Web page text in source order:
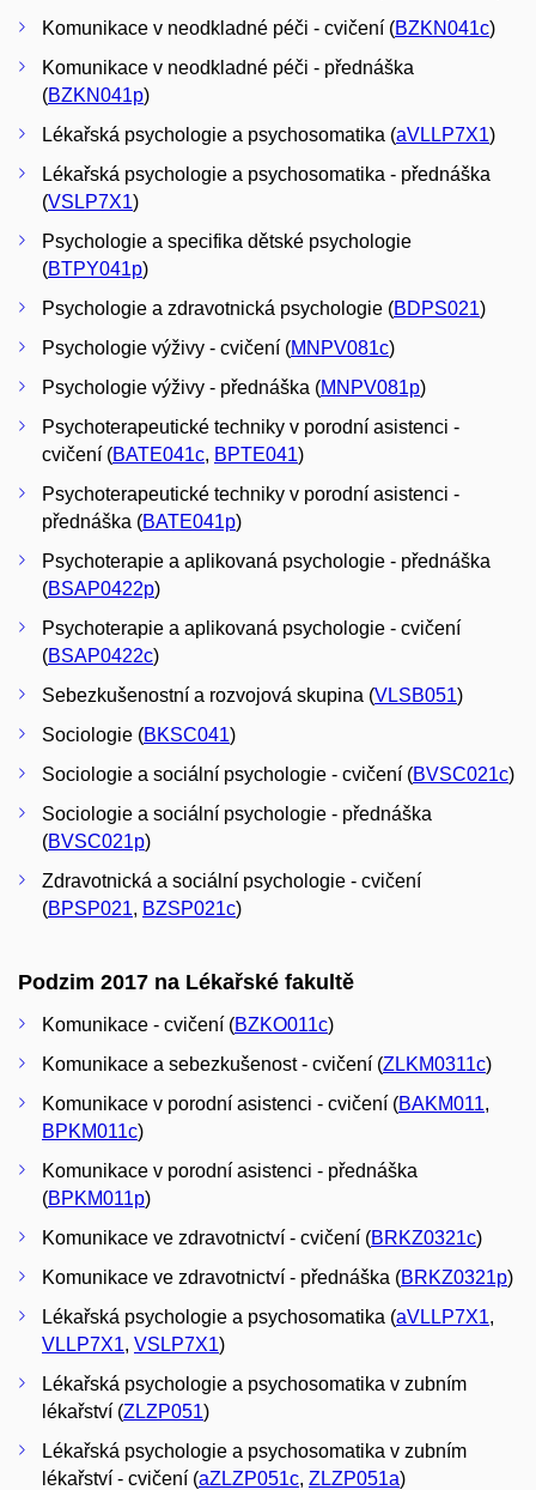
Komunikace v neodkladné péči - cvičení (BZKN041c)
Komunikace v neodkladné péči - přednáška
(BZKN041p)
Lékařská psychologie a psychosomatika (aVLLP7X1)
Lékařská psychologie a psychosomatika - přednáška
(VSLP7X1)
Psychologie a specifika dětské psychologie
(BTPY041p)
Psychologie a zdravotnická psychologie (BDPS021)
Psychologie výživy - cvičení (MNPV081c)
Psychologie výživy - přednáška (MNPV081p)
Psychoterapeutické techniky v porodní asistenci -
cvičení (BATE041c, BPTE041)
Psychoterapeutické techniky v porodní asistenci -
přednáška (BATE041p)
Psychoterapie a aplikovaná psychologie - přednáška
(BSAP0422p)
Psychoterapie a aplikovaná psychologie - cvičení
(BSAP0422c)
Sebezkušenostní a rozvojová skupina (VLSB051)
Sociologie (BKSC041)
Sociologie a sociální psychologie - cvičení (BVSC021c)
Sociologie a sociální psychologie - přednáška
(BVSC021p)
Zdravotnická a sociální psychologie - cvičení
(BPSP021, BZSP021c)
Podzim 2017 na Lékařské fakultě
Komunikace - cvičení (BZKO011c)
Komunikace a sebezkušenost - cvičení (ZLKM0311c)
Komunikace v porodní asistenci - cvičení (BAKM011,
BPKM011c)
Komunikace v porodní asistenci - přednáška
(BPKM011p)
Komunikace ve zdravotnictví - cvičení (BRKZ0321c)
Komunikace ve zdravotnictví - přednáška (BRKZ0321p)
Lékařská psychologie a psychosomatika (aVLLP7X1,
VLLP7X1, VSLP7X1)
Lékařská psychologie a psychosomatika v zubním
lékařství (ZLZP051)
Lékařská psychologie a psychosomatika v zubním
lékařství - cvičení (aZLZP051c, ZLZP051a)